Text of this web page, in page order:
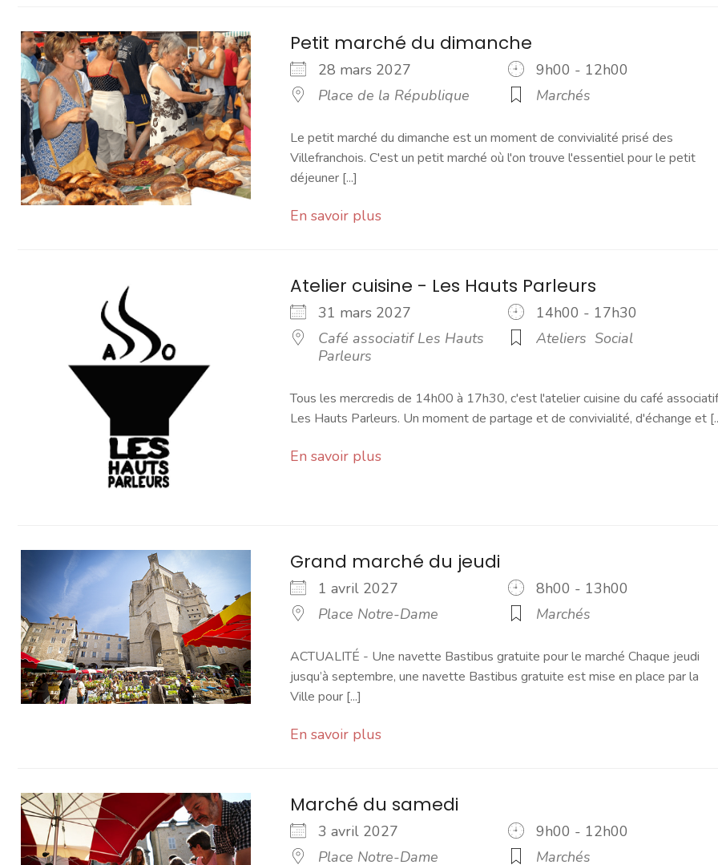
Petit marché du dimanche
28 mars 2027
9h00 - 12h00
Place de la République
Marchés
Le petit marché du dimanche est un moment de convivialité prisé des
Villefranchois. C'est un petit marché où l'on trouve l'essentiel pour le petit
déjeuner [...]
En savoir plus
Atelier cuisine - Les Hauts Parleurs
31 mars 2027
14h00 - 17h30
Café associatif Les Hauts
Parleurs
Ateliers Social
Tous les mercredis de 14h00 à 17h30, c'est l'atelier cuisine du café associatif
Les Hauts Parleurs. Un moment de partage et de convivialité, d'échange et
En savoir plus
Grand marché du jeudi
1 avril 2027
8h00 - 13h00
Place Notre-Dame
Marchés
ACTUALITÉ - Une navette Bastibus gratuite pour le marché Chaque jeudi
jusqu’à septembre, une navette Bastibus gratuite est mise en place par la
Ville pour [...]
En savoir plus
Marché du samedi
3 avril 2027
9h00 - 12h00
Place Notre-Dame
Marchés